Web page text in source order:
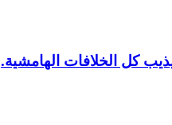
كل الخلافات الهامشية.